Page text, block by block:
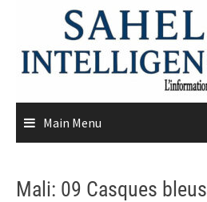
content
Main Menu
Mali: 09 Casques